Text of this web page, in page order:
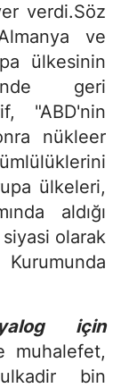
verdi.Söz
ve
ülkesinin
geri
"ABD'nin
nükleer
ülkeleri,
aldığı
olarak
için
muhalefet,
bin